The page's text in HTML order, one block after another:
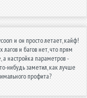
и он просто летает, кайф!
и багов нет, что прям
а настройка параметров -
нибудь заметил, как лучше
профита?